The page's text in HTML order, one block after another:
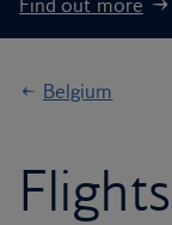
Find out more
Belgium